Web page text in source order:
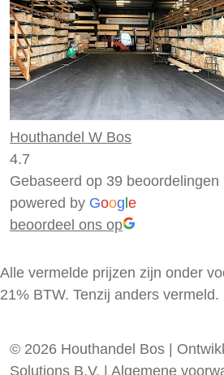
Houthandel W Bos
4.7
Gebaseerd op 39 beoordelingen
powered by Goog e
beoordeel ons op
Alle vermelde prijzen zijn onder
21% BTW. Tenzij anders vermeld.
© 2026 Houthandel Bos
Solutions B.V.
Algemene